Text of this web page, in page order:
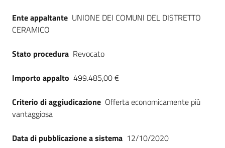
Ente appaltante UNIONE DEI COMUNI DEL DISTRETTO
CERAMICO
Stato procedura Revocato
Importo appalto 499.485,00 €
Criterio di aggiudicazione Offerta economicamente più
vantaggiosa
Data di pubblicazione a sistema 12/10/2020